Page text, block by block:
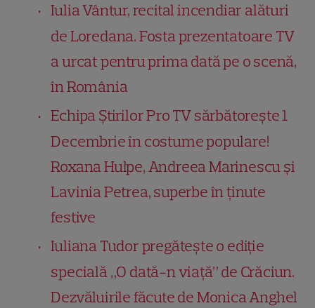
Iulia Vântur, recital incendiar alături
de Loredana. Fosta prezentatoare TV
a urcat pentru prima dată pe o scenă,
în România
Echipa Știrilor Pro TV sărbătorește 1
Decembrie în costume populare!
Roxana Hulpe, Andreea Marinescu și
Lavinia Petrea, superbe în ținute
festive
Iuliana Tudor pregătește o ediție
specială „O dată-n viață” de Crăciun.
Dezvăluirile făcute de Monica Anghel